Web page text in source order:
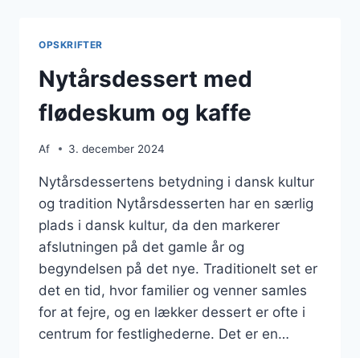
OPSKRIFTER
Nytårsdessert med
flødeskum og kaffe
Af 3. december 2024
Nytårsdessertens betydning i dansk kultur
og tradition Nytårsdesserten har en særlig
plads i dansk kultur, da den markerer
afslutningen på det gamle år og
begyndelsen på det nye. Traditionelt set er
det en tid, hvor familier og venner samles
for at fejre, og en lækker dessert er ofte i
centrum for festlighederne. Det er en…